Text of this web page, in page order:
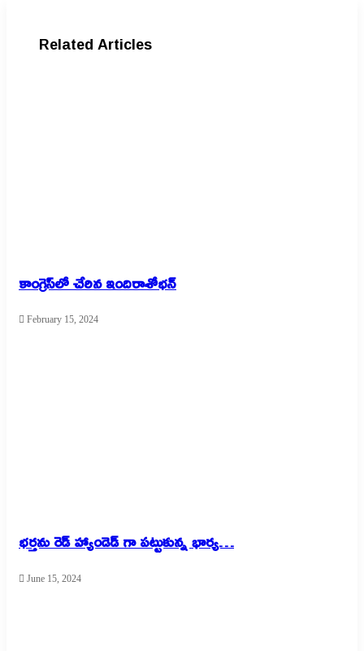
Related Articles
కాంగ్రెస్‌లో చేరిన ఇందిరాశోభన్
February 15, 2024
భర్తను రెడ్ హ్యాండెడ్ గా పట్టుకున్న భార్య…
June 15, 2024